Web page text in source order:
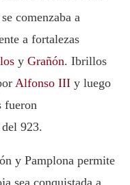
comenzaba a
a fortalezas
y Grañón. Ibrillos
Alfonso III y luego
fueron
923.
y Pamplona permite